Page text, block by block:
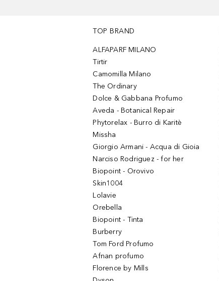
TOP BRAND
ALFAPARF MILANO
Tirtir
Camomilla Milano
The Ordinary
Dolce & Gabbana Profumo
Aveda - Botanical Repair
Phytorelax - Burro di Karitè
Missha
Giorgio Armani - Acqua di Gioia
Narciso Rodriguez - for her
Biopoint - Orovivo
Skin1004
Lolavie
Orebella
Biopoint - Tinta
Burberry
Tom Ford Profumo
Afnan profumo
Florence by Mills